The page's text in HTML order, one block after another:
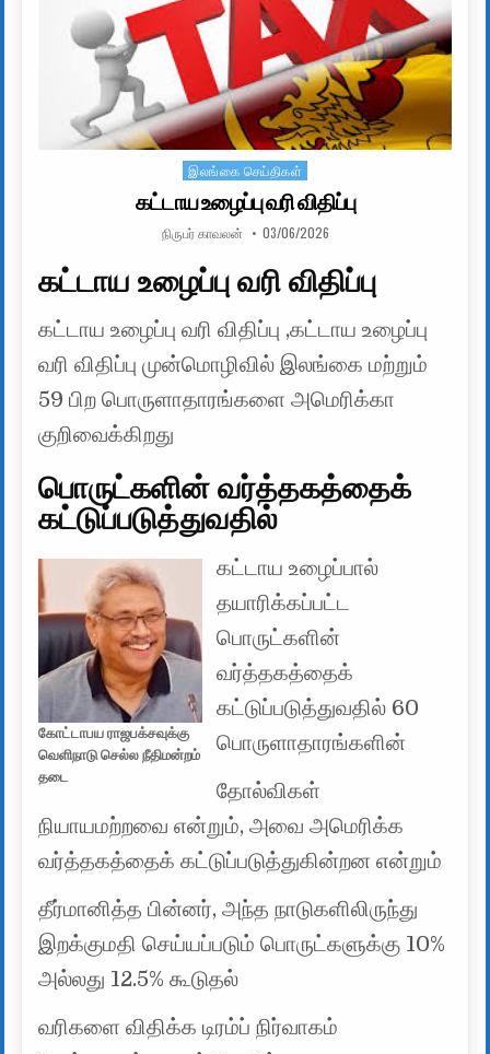
Posted in
இலங்கை செய்திகள்
கட்டாய உழைப்பு வரி விதிப்பு
AUTHOR:
நிருபர் காவலன் PUBLISHED DATE:
03/06/2026
கட்டாய உழைப்பு வரி விதிப்பு
கட்டாய உழைப்பு வரி விதிப்பு ,கட்டாய உழைப்பு
வரி விதிப்பு முன்மொழிவில் இலங்கை மற்றும்
59 பிற பொருளாதாரங்களை அமெரிக்கா
குறிவைக்கிறது
பொருட்களின் வர்த்தகத்தைக்
கட்டுப்படுத்துவதில்
கோட்டாபய ராஜபக்சவுக்கு
வெளிநாடு செல்ல நீதிமன்றம்
தடை
கட்டாய உழைப்பால்
தயாரிக்கப்பட்ட
பொருட்களின்
வர்த்தகத்தைக்
கட்டுப்படுத்துவதில் 60
பொருளாதாரங்களின்
தோல்விகள்
நியாயமற்றவை என்றும், அவை அமெரிக்க
வர்த்தகத்தைக் கட்டுப்படுத்துகின்றன என்றும்
தீர்மானித்த பின்னர், அந்த நாடுகளிலிருந்து
இறக்குமதி செய்யப்படும் பொருட்களுக்கு 10%
அல்லது 12.5% ​​கூடுதல்
வரிகளை விதிக்க டிரம்ப் நிர்வாகம்